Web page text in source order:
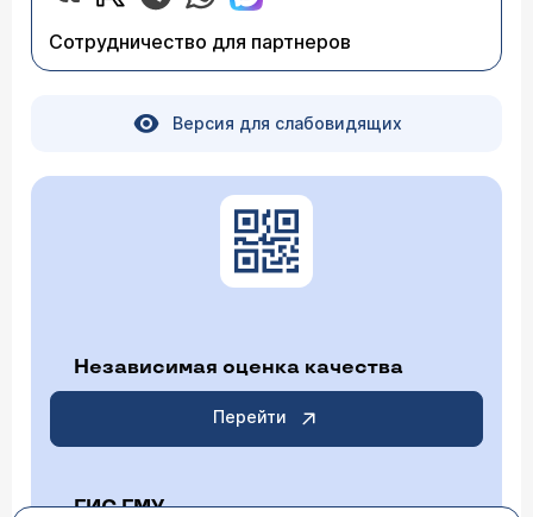
Сотрудничество для партнеров
Версия для слабовидящих
Независимая оценка качества
Перейти
ГИС ГМУ